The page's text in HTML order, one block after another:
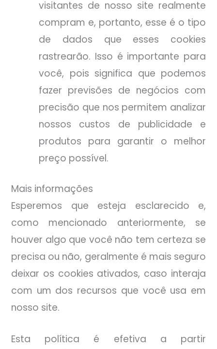
visitantes de nosso site realmente
compram e, portanto, esse é o tipo
de dados que esses cookies
rastrearão. Isso é importante para
você, pois significa que podemos
fazer previsões de negócios com
precisão que nos permitem analizar
nossos custos de publicidade e
produtos para garantir o melhor
preço possível.
Mais informações
Esperemos que esteja esclarecido e,
como mencionado anteriormente, se
houver algo que você não tem certeza se
precisa ou não, geralmente é mais seguro
deixar os cookies ativados, caso interaja
com um dos recursos que você usa em
nosso site.
Esta política é efetiva a partir